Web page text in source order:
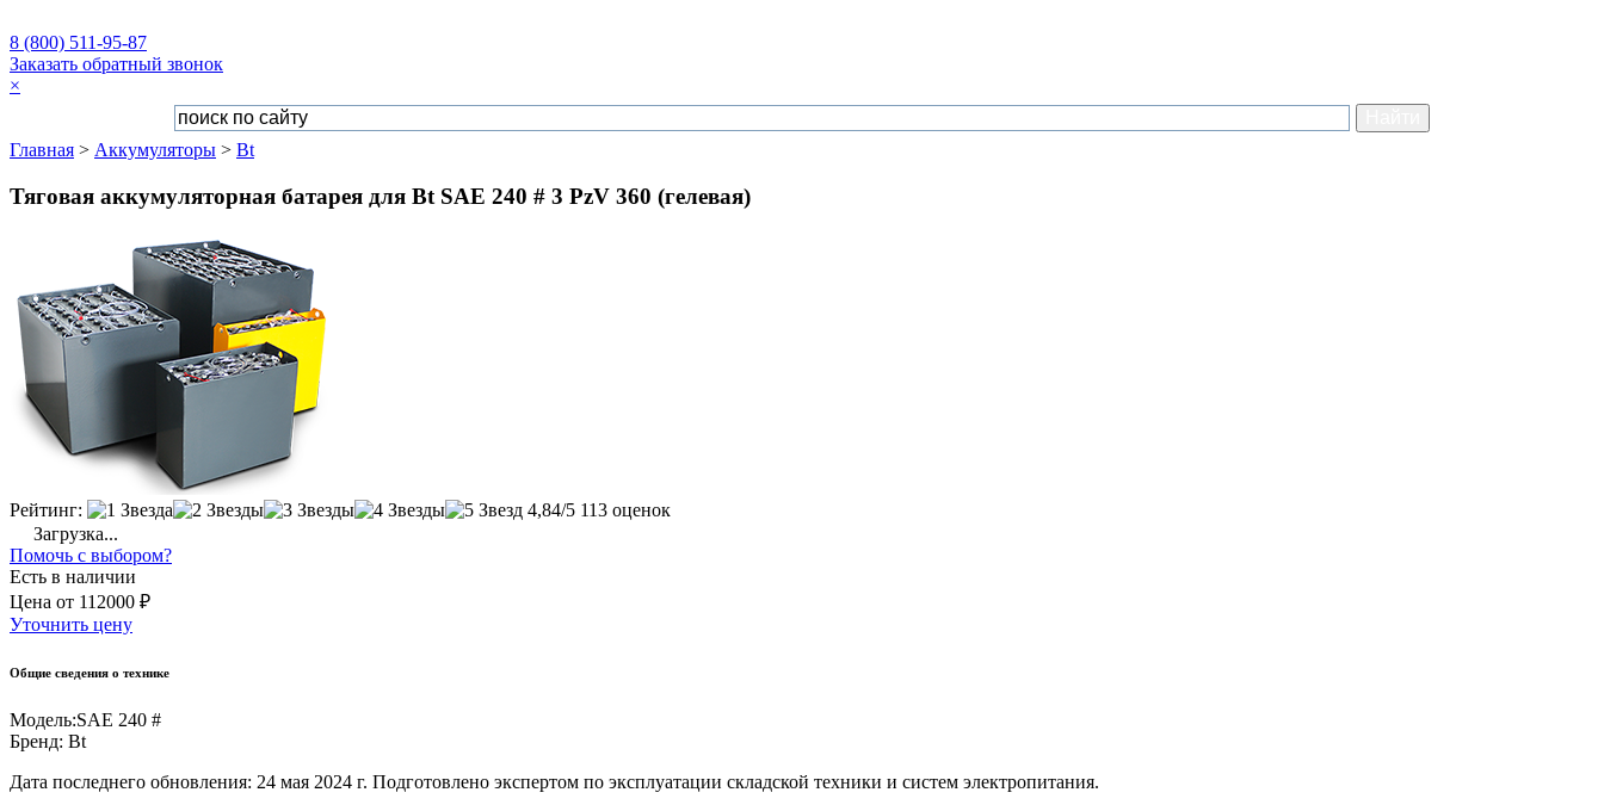
8 (800) 511-95-87
Заказать обратный звонок
×
Главная > Аккумуляторы > Bt
Тяговая аккумуляторная батарея для Bt SAE 240 # 3 PzV 360 (гелевая)
Рейтинг: 4,84/5 113 оценок
Загрузка...
Помочь с выбором?
Есть в наличии
Цена от 112000 ₽
Уточнить цену
Общие сведения о технике
Модель:SAE 240 #
Бренд: Bt
Дата последнего обновления: 24 мая 2024 г. Подготовлено экспертом по эксплуатации складской техники и систем электропитания.